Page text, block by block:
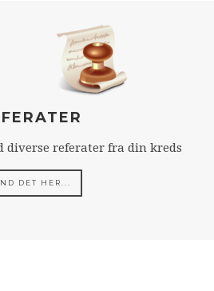
diverse referater fra din kreds
DET HER...